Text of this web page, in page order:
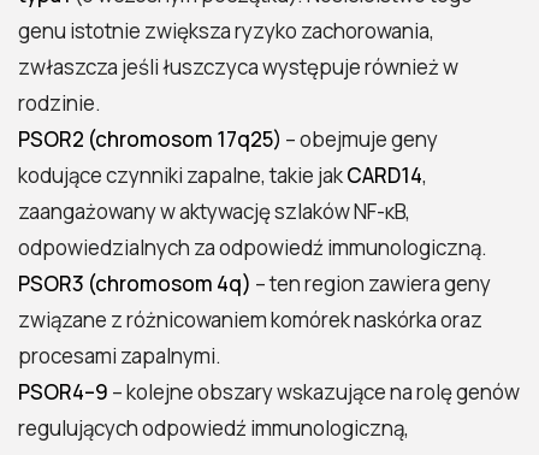
genu istotnie zwiększa ryzyko zachorowania,
zwłaszcza jeśli łuszczyca występuje również w
rodzinie.
PSOR2 (chromosom 17q25) – obejmuje geny
kodujące czynniki zapalne, takie jakCARD14,
zaangażowany w aktywację szlaków NF-κB,
odpowiedzialnych za odpowiedź immunologiczną.
PSOR3 (chromosom 4q) – ten region zawiera geny
związane z różnicowaniem komórek naskórka oraz
procesami zapalnymi.
PSOR4–9 – kolejne obszary wskazujące na rolę genów
regulujących odpowiedź immunologiczną,